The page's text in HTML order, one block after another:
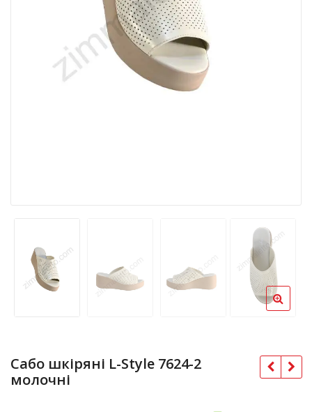
Сабо шкіряні L-Style 7624-2
молочні